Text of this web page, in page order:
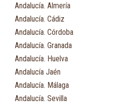
Andalucía. Almería
Andalucía. Cádiz
Andalucía. Córdoba
Andalucía. Granada
Andalucía. Huelva
Andalucía Jaén
Andalucía. Málaga
Andalucía. Sevilla